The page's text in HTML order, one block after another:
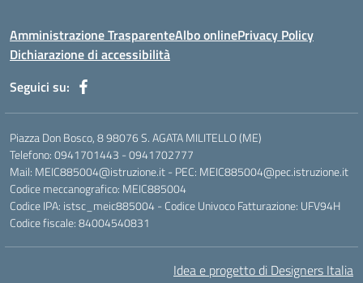
Amministrazione TrasparenteAlbo onlinePrivacy Policy
Dichiarazione di accessibilità
Seguici su:
Piazza Don Bosco, 8 98076 S. AGATA MILITELLO (ME)
Telefono: 0941701443 - 0941702777
Mail: MEIC885004@istruzione.it - PEC: MEIC885004@pec.istruzione.it
Codice meccanografico: MEIC885004
Codice IPA: istsc_meic885004 - Codice Univoco Fatturazione: UFV94H
Codice fiscale: 84004540831
Idea e progetto di Designers Italia